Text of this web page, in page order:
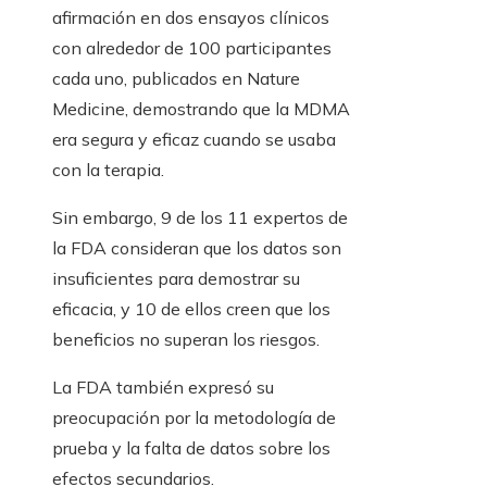
afirmación en dos ensayos clínicos
con alrededor de 100 participantes
cada uno, publicados en Nature
Medicine, demostrando que la MDMA
era segura y eficaz cuando se usaba
con la terapia.
Sin embargo, 9 de los 11 expertos de
la FDA consideran que los datos son
insuficientes para demostrar su
eficacia, y 10 de ellos creen que los
beneficios no superan los riesgos.
La FDA también expresó su
preocupación por la metodología de
prueba y la falta de datos sobre los
efectos secundarios.